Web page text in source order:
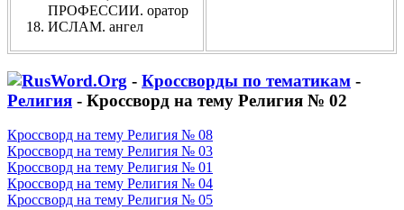
ПРОФЕССИИ. оратор
ИСЛАМ. ангел
- Кроссворды по тематикам -
Религия - Кроссворд на тему Религия № 02
Кроссворд на тему Религия № 08
Кроссворд на тему Религия № 03
Кроссворд на тему Религия № 01
Кроссворд на тему Религия № 04
Кроссворд на тему Религия № 05